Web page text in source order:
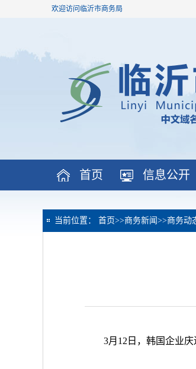
欢迎访问临沂市商务局
首页 信息公开
当前位置： 首页>>商务新闻 >>商务动
3月12日，韩国企业